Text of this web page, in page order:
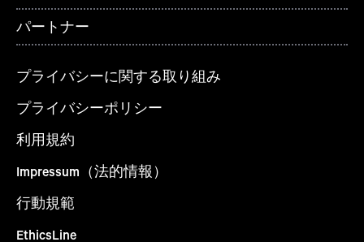
パートナー
プライバシーに関する取り組み
プライバシーポリシー
利用規約
Impressum（法的情報）
行動規範
EthicsLine